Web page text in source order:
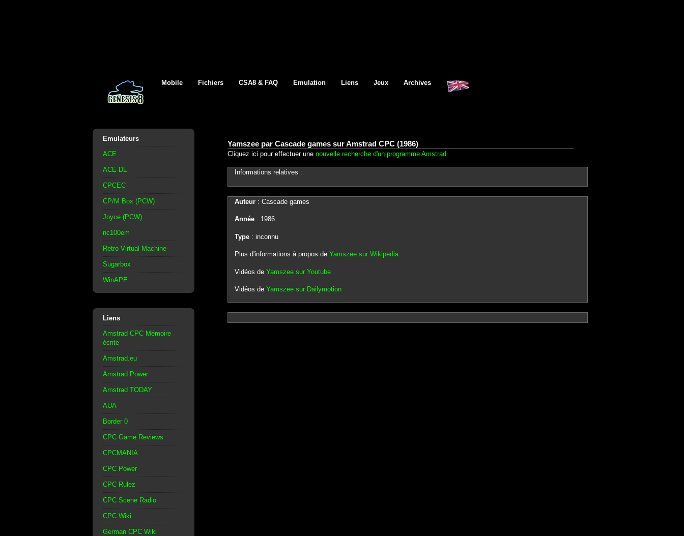
Mobile Fichiers CSA8 & FAQ Emulation Liens Jeux Archives
Emulateurs
ACE
ACE-DL
CPCEC
CP/M Box (PCW)
Joyce (PCW)
nc100em
Retro Virtual Machine
Sugarbox
WinAPE
Liens
Amstrad CPC Mémoire
écrite
Amstrad.eu
Amstrad Power
Amstrad TODAY
AUA
Border 0
CPC Game Reviews
CPCMANIA
CPC Power
CPC Rulez
CPC Scene Radio
CPC Wiki
German CPC Wiki
Yamszee par Cascade games sur Amstrad CPC (1986)
Cliquez ici pour effectuer une nouvelle recherche d'un programme Amstrad
Informations relatives :
Auteur: Cascade games
Année: 1986
Type: inconnu
Plus d'informations à propos de Yamszee sur Wikipedia
Vidéos de Yamszee sur Youtube
Vidéos de Yamszee sur Dailymotion